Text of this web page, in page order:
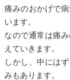
痛みのおかげで
います。
なので通常は痛
えていきます。
しかし、中には
みもあります。